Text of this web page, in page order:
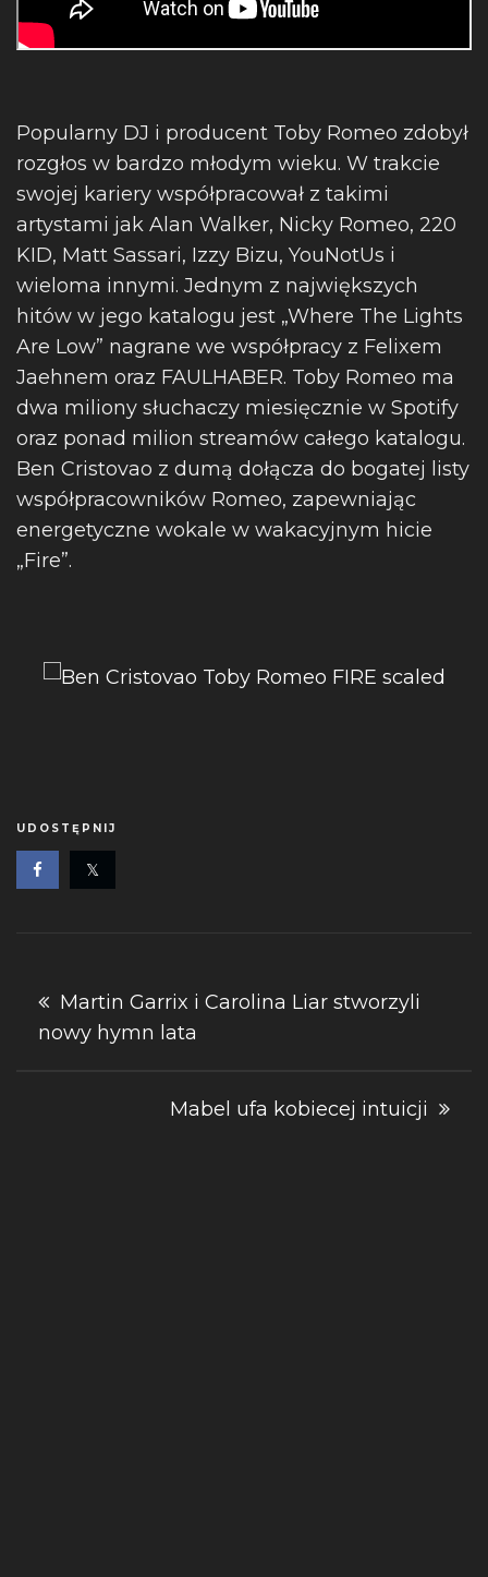
Popularny DJ i producent Toby Romeo zdobył
rozgłos w bardzo młodym wieku. W trakcie
swojej kariery współpracował z takimi
artystami jak Alan Walker, Nicky Romeo, 220
KID, Matt Sassari, Izzy Bizu, YouNotUs i
wieloma innymi. Jednym z największych
hitów w jego katalogu jest „Where The Lights
Are Low” nagrane we współpracy z Felixem
Jaehnem oraz FAULHABER. Toby Romeo ma
dwa miliony słuchaczy miesięcznie w Spotify
oraz ponad milion streamów całego katalogu.
Ben Cristovao z dumą dołącza do bogatej listy
współpracowników Romeo, zapewniając
energetyczne wokale w wakacyjnym hicie
„Fire”.
UDOSTĘPNIJ
Nawigacja
wpisu
Martin Garrix i Carolina Liar stworzyli
nowy hymn lata
Mabel ufa kobiecej intuicji